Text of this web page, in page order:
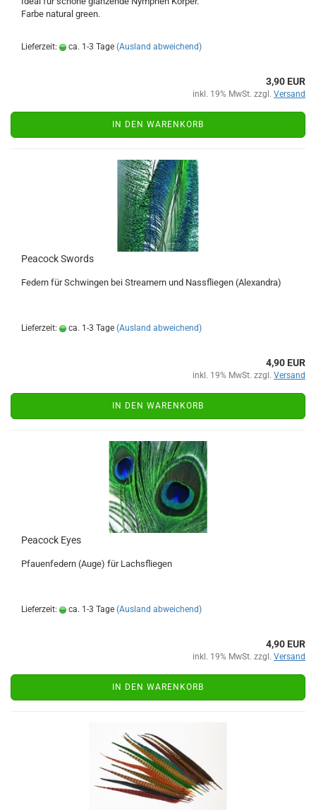
Farbe natural green.
Lieferzeit: ca. 1-3 Tage (Ausland abweichend)
3,90 EUR
inkl. 19% MwSt. zzgl. Versand
IN DEN WARENKORB
Peacock Swords
Federn für Schwingen bei Streamern und Nassfliegen (Alexandra)
Lieferzeit: ca. 1-3 Tage (Ausland abweichend)
4,90 EUR
inkl. 19% MwSt. zzgl. Versand
IN DEN WARENKORB
Peacock Eyes
Pfauenfedern (Auge) für Lachsfliegen
Lieferzeit: ca. 1-3 Tage (Ausland abweichend)
4,90 EUR
inkl. 19% MwSt. zzgl. Versand
IN DEN WARENKORB